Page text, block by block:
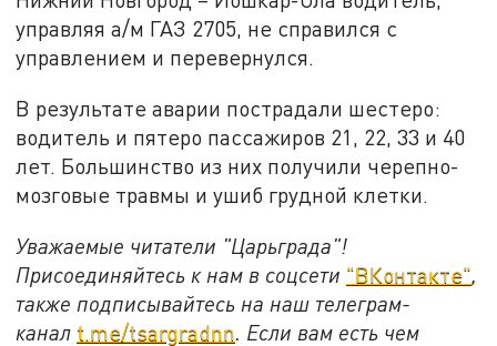
управляя а/м ГАЗ 2705, не справился с
управлением и перевернулся.
В результате аварии пострадали шестеро:
водитель и пятеро пассажиров 21, 22, 33 и 40
лет. Большинство из них получили черепно-
мозговые травмы и ушиб грудной клетки.
Уважаемые читатели "Царьграда"!
Присоединяйтесь к нам в соцсети "ВКонтакте",
также подписывайтесь на наш телеграм-
канал t.me/tsargradnn. Если вам есть чем